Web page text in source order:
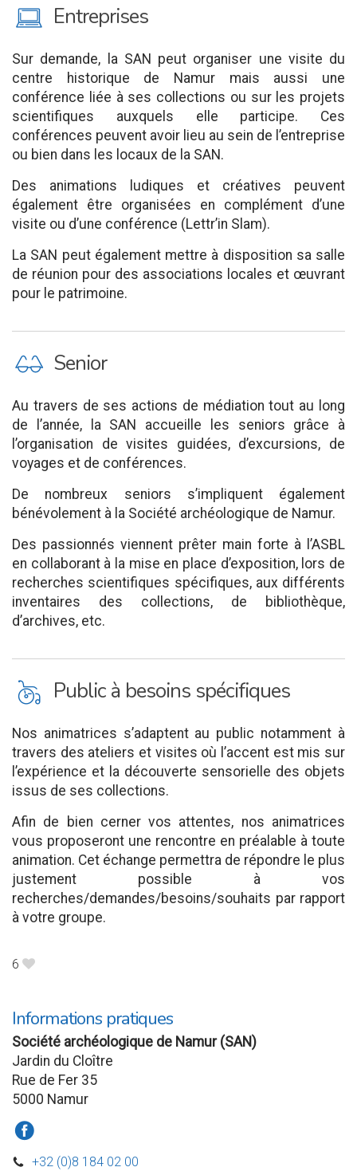
M Entreprises
Sur demande, la SAN peut organiser une visite du
centre historique de Namur mais aussi une
conférence liée à ses collections ou sur les projets
scientifiques auxquels elle participe. Ces
conférences peuvent avoir lieu au sein de l’entreprise
ou bien dans les locaux de la SAN.
Des animations ludiques et créatives peuvent
également être organisées en complément d’une
visite ou d’une conférence (Lettr’in Slam).
La SAN peut également mettre à disposition sa salle
de réunion pour des associations locales et œuvrant
pour le patrimoine.
P Senior
Au travers de ses actions de médiation tout au long
de l’année, la SAN accueille les seniors grâce à
l’organisation de visites guidées, d’excursions, de
voyages et de conférences.
De nombreux seniors s’impliquent également
bénévolement à la Société archéologique de Namur.
Des passionnés viennent prêter main forte à l’ASBL
en collaborant à la mise en place d’exposition, lors de
recherches scientifiques spécifiques, aux différents
inventaires des collections, de bibliothèque,
d’archives, etc.
L Public à besoins spécifiques
Nos animatrices s’adaptent au public notamment à
travers des ateliers et visites où l’accent est mis sur
l’expérience et la découverte sensorielle des objets
issus de ses collections.
Afin de bien cerner vos attentes, nos animatrices
vous proposeront une rencontre en préalable à toute
animation. Cet échange permettra de répondre le plus
justement possible à vos
recherches/demandes/besoins/souhaits par rapport
à votre groupe.
6 B
Informations pratiques
Société archéologique de Namur (SAN)
Jardin du Cloître
Rue de Fer 35
5000 Namur
a
D +32 (0)8 184 02 00